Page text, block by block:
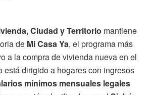
Ciudad y Territorio mantiene
de Mi Casa Ya, el programa más
a la compra de vivienda nueva en el
está dirigido a hogares con ingresos
mínimos mensuales legales